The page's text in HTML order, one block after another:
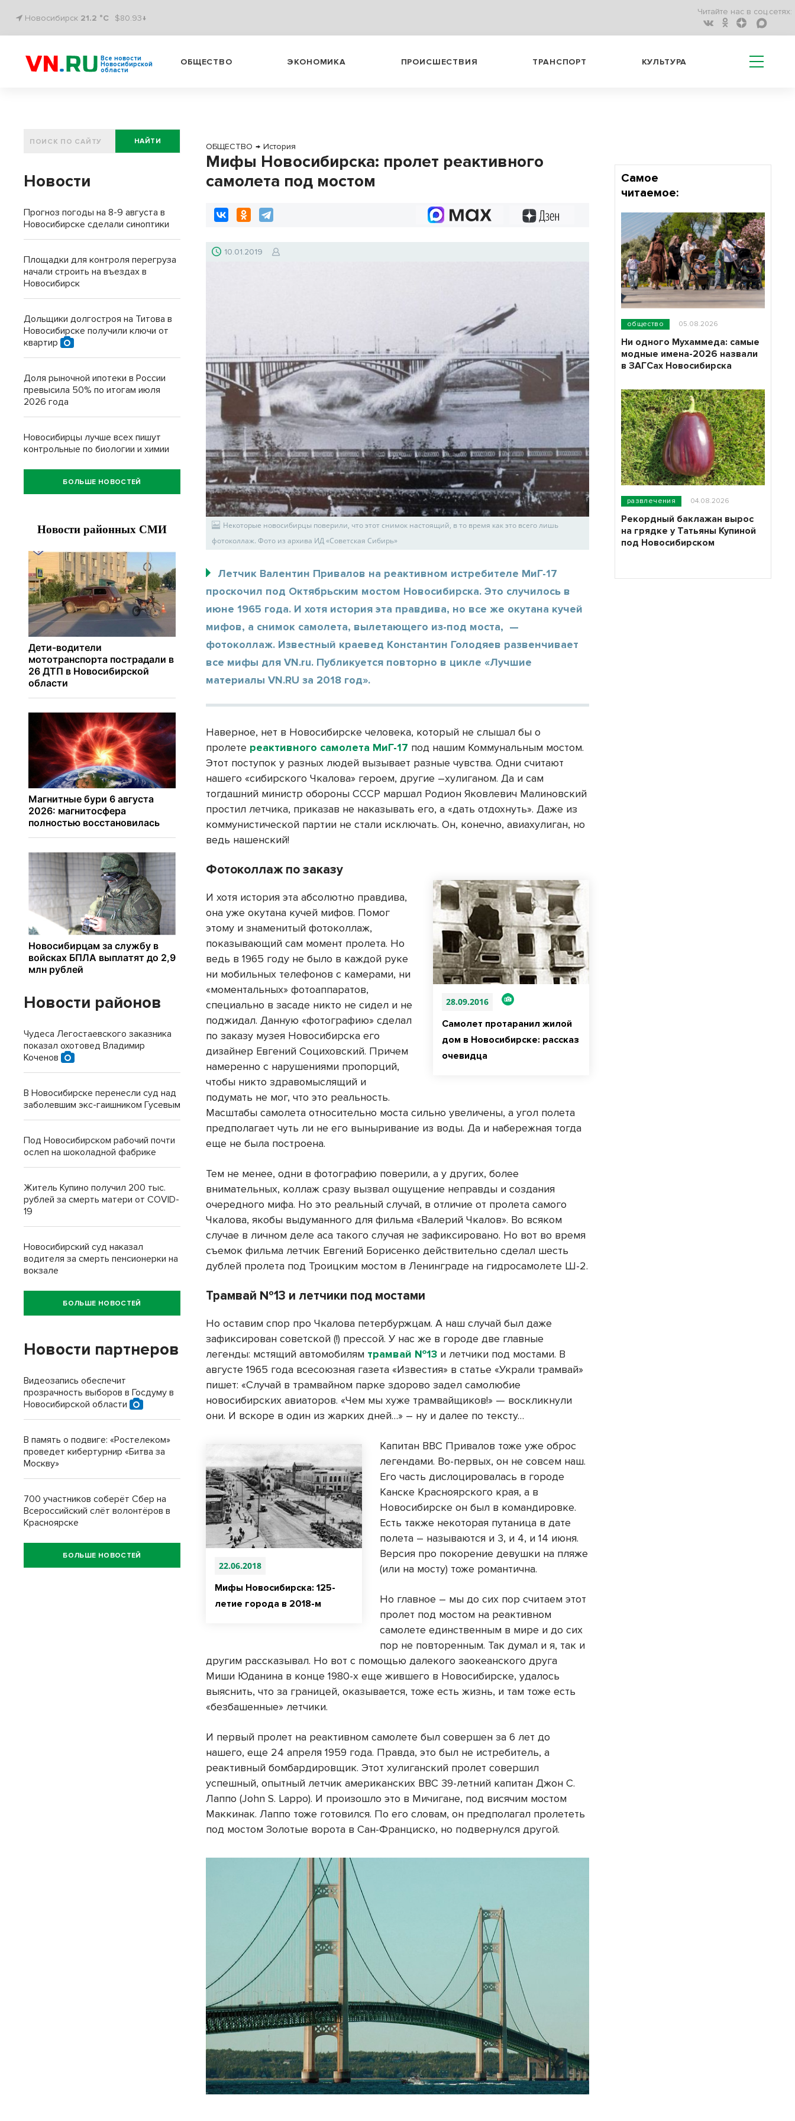
Новосибирск 21.2 °C $80.93↓
Читайте нас в соц.сетях:
Все новости
Новосибирской
области
ОБЩЕСТВО ЭКОНОМИКА ПРОИСШЕСТВИЯ ТРАНСПОРТ КУЛЬТУРА
ОБЩЕСТВО → История
Мифы Новосибирска: пролет реактивного
самолета под мостом
10.01.2019
Некоторые новосибирцы поверили, что этот снимок настоящий, в то время как это всего лишь
фотоколлаж. Фото из архива ИД «Советская Сибирь»
Летчик Валентин Привалов на реактивном истребителе МиГ-17
проскочил под Октябрьским мостом Новосибирска. Это случилось в
июне 1965 года. И хотя история эта правдива, но все же окутана кучей
мифов, а снимок самолета, вылетающего из-под моста, —
фотоколлаж. Известный краевед Константин Голодяев развенчивает
все мифы для VN.ru. Публикуется повторно в цикле «Лучшие
материалы VN.RU за 2018 год».
Наверное, нет в Новосибирске человека, который не слышал бы о
пролете реактивного самолета МиГ-17 под нашим Коммунальным мостом.
Этот поступок у разных людей вызывает разные чувства. Одни считают
нашего «сибирского Чкалова» героем, другие –хулиганом. Да и сам
тогдашний министр обороны СССР маршал Родион Яковлевич Малиновский
простил летчика, приказав не наказывать его, а «дать отдохнуть». Даже из
коммунистической партии не стали исключать. Он, конечно, авиахулиган, но
ведь нашенский!
28.09.2016
Самолет протаранил жилой
дом в Новосибирске: рассказ
очевидца
Фотоколлаж по заказу
И хотя история эта абсолютно правдива,
она уже окутана кучей мифов. Помог
этому и знаменитый фотоколлаж,
показывающий сам момент пролета. Но
ведь в 1965 году не было в каждой руке
ни мобильных телефонов с камерами, ни
«моментальных» фотоаппаратов,
специально в засаде никто не сидел и не
поджидал. Данную «фотографию» сделал
по заказу музея Новосибирска его
дизайнер Евгений Социховский. Причем
намеренно с нарушениями пропорций,
чтобы никто здравомыслящий и
подумать не мог, что это реальность.
Масштабы самолета относительно моста сильно увеличены, а угол полета
предполагает чуть ли не его выныривание из воды. Да и набережная тогда
еще не была построена.
Тем не менее, одни в фотографию поверили, а у других, более
внимательных, коллаж сразу вызвал ощущение неправды и создания
очередного мифа. Но это реальный случай, в отличие от пролета самого
Чкалова, якобы выдуманного для фильма «Валерий Чкалов». Во всяком
случае в личном деле аса такого случая не зафиксировано. Но вот во время
съемок фильма летчик Евгений Борисенко действительно сделал шесть
дублей пролета под Троицким мостом в Ленинграде на гидросамолете Ш-2.
Трамвай №13 и летчики под мостами
Но оставим спор про Чкалова петербуржцам. А наш случай был даже
зафиксирован советской (!) прессой. У нас же в городе две главные
легенды: мстящий автомобилям трамвай №13 и летчики под мостами. В
августе 1965 года всесоюзная газета «Известия» в статье «Украли трамвай»
пишет: «Случай в трамвайном парке здорово задел самолюбие
новосибирских авиаторов. «Чем мы хуже трамвайщиков!» — воскликнули
они. И вскоре в один из жарких дней…» – ну и далее по тексту…
22.06.2018
Мифы Новосибирска: 125-
летие города в 2018-м
Капитан ВВС Привалов тоже уже оброс
легендами. Во-первых, он не совсем наш.
Его часть дислоцировалась в городе
Канске Красноярского края, а в
Новосибирске он был в командировке.
Есть также некоторая путаница в дате
полета – называются и 3, и 4, и 14 июня.
Версия про покорение девушки на пляже
(или на мосту) тоже романтична.
Но главное – мы до сих пор считаем этот
пролет под мостом на реактивном
самолете единственным в мире и до сих
пор не повторенным. Так думал и я, так и
другим рассказывал. Но вот с помощью далекого заокеанского друга
Миши Юданина в конце 1980-х еще жившего в Новосибирске, удалось
выяснить, что за границей, оказывается, тоже есть жизнь, и там тоже есть
«безбашенные» летчики.
И первый пролет на реактивном самолете был совершен за 6 лет до
нашего, еще 24 апреля 1959 года. Правда, это был не истребитель, а
реактивный бомбардировщик. Этот хулиганский пролет совершил
успешный, опытный летчик американских ВВС 39-летний капитан Джон С.
Лаппо (John S. Lappo). И произошло это в Мичигане, под висячим мостом
Маккинак. Лаппо тоже готовился. По его словам, он предполагал пролететь
под мостом Золотые ворота в Сан-Франциско, но подвернулся другой.
НАЙТИ
Новости
Прогноз погоды на 8-9 августа в
Новосибирске сделали синоптики
Площадки для контроля перегруза
начали строить на въездах в
Новосибирск
Дольщики долгостроя на Титова в
Новосибирске получили ключи от
квартир
Доля рыночной ипотеки в России
превысила 50% по итогам июля
2026 года
Новосибирцы лучше всех пишут
контрольные по биологии и химии
БОЛЬШЕ НОВОСТЕЙ
Новости районов
Чудеса Легостаевского заказника
показал охотовед Владимир
Коченов
В Новосибирске перенесли суд над
заболевшим экс-гаишником Гусевым
Под Новосибирском рабочий почти
ослеп на шоколадной фабрике
Житель Купино получил 200 тыс.
рублей за смерть матери от COVID-
19
Новосибирский суд наказал
водителя за смерть пенсионерки на
вокзале
БОЛЬШЕ НОВОСТЕЙ
Новости партнеров
Видеозапись обеспечит
прозрачность выборов в Госдуму в
Новосибирской области
В память о подвиге: «Ростелеком»
проведет кибертурнир «Битва за
Москву»
700 участников соберёт Сбер на
Всероссийский слёт волонтёров в
Красноярске
БОЛЬШЕ НОВОСТЕЙ
Самое
читаемое:
общество 05.08.2026
Ни одного Мухаммеда: самые
модные имена-2026 назвали
в ЗАГСах Новосибирска
развлечения 04.08.2026
Рекордный баклажан вырос
на грядке у Татьяны Купиной
под Новосибирском